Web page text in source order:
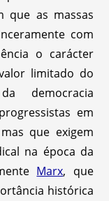
que as massas
com
o carácter
limitado do
democracia
em
que exigem
na época da
Marx, que
histórica